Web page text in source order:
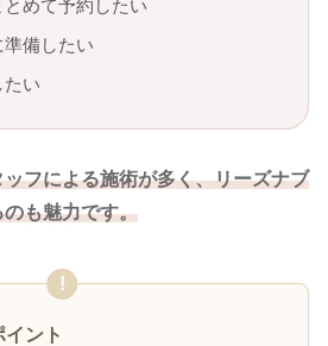
めて予約したい
備したい
たい
フによる施術が多く、リーズナブ
も魅力です。
ント